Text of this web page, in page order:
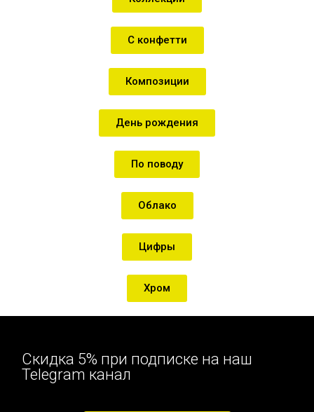
С конфетти
Композиции
День рождения
По поводу
Облако
Цифры
Хром
Скидка 5% при подписке на наш
Telegram канал